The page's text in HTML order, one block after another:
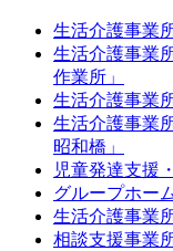
生活介護事業
生活介護事業
作業所」
生活介護事業
生活介護事業
昭和橋」
児童発達支援
グループホー
生活介護事業
相談支援事業